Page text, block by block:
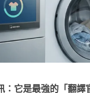
：它是最強的「翻譯